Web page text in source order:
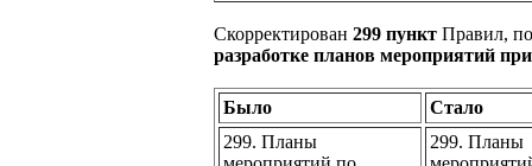
Скорректирован 299 пункт Правил,
разработке планов мероприятий
Было
Стало
299. Планы
299. Планы